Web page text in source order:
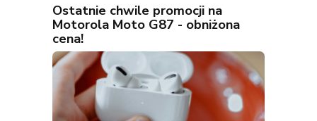
Ostatnie chwile promocji na
Motorola Moto G87 - obniżona
cena!